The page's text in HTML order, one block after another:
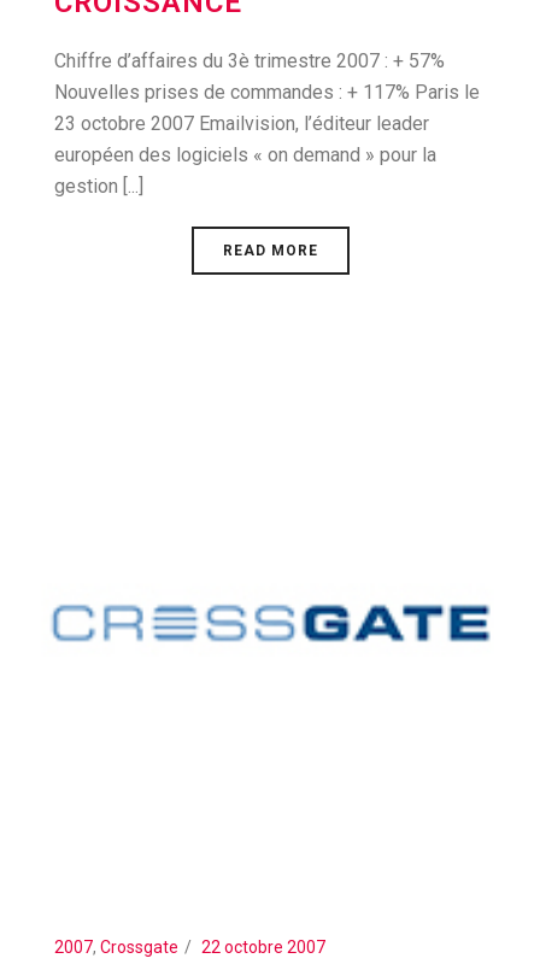
Chiffre d’affaires du 3è trimestre 2007 : + 57%
Nouvelles prises de commandes : + 117% Paris le
23 octobre 2007 Emailvision, l’éditeur leader
européen des logiciels « on demand » pour la
gestion [...]
READ MORE
2007, Crossgate 22 octobre 2007